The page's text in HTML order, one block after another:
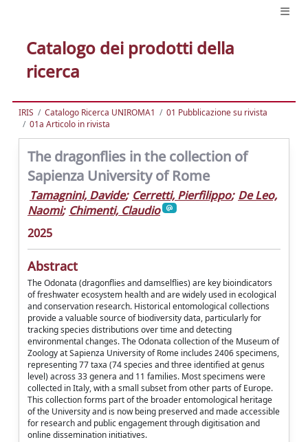
Catalogo dei prodotti della
ricerca
IRIS Catalogo Ricerca UNIROMA1
01 Pubblicazione su rivista
01a Articolo in rivista
The dragonflies in the collection of
Sapienza University of Rome
Tamagnini, Davide; Cerretti, Pierfilippo; De Leo,
Naomi; Chimenti, Claudio
2025
Abstract
The Odonata (dragonflies and damselflies) are key bioindicators
of freshwater ecosystem health and are widely used in ecological
and conservation research. Historical entomological collections
provide a valuable source of biodiversity data, particularly for
tracking species distributions over time and detecting
environmental changes. The Odonata collection of the Museum of
Zoology at Sapienza University of Rome includes 2406 specimens,
representing 77 taxa (74 species and three identified at genus
level) across 33 genera and 11 families. Most specimens were
collected in Italy, with a small subset from other parts of Europe.
This collection forms part of the broader entomological heritage
of the University and is now being preserved and made accessible
for research and public engagement through digitisation and
online dissemination initiatives.